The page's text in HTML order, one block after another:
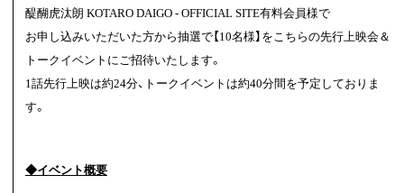
醍醐虎汰朗 KOTARO DAIGO - OFFICIAL SITE有料会員様で
お申し込みいただいた方から抽選で【10名様】をこちらの先行上映会＆
トークイベントにご招待いたします。
1話先行上映は約24分、トークイベントは約40分間を予定しておりま
す。
◆イベント概要